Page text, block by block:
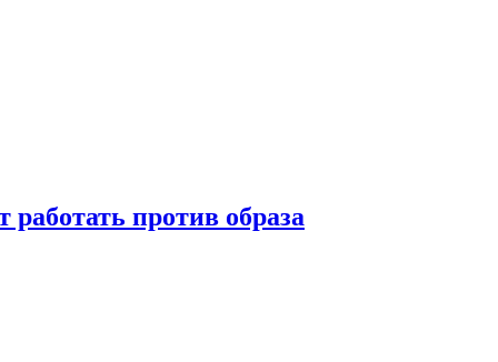
против образа